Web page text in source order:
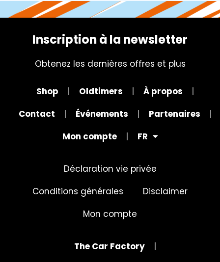
Inscription à la newsletter
Obtenez les dernières offres et plus
Shop Oldtimers
À propos
Contact
Événements
Partenaires
Mon compte
FR
Déclaration vie privée
Conditions générales
Disclaimer
Mon compte
The Car Factory